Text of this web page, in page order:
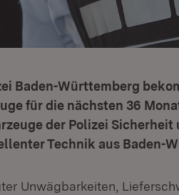
Baden-Württemberg
für die nächsten 36
der Polizei
Technik aus Baden-
Unwägbarkeiten,